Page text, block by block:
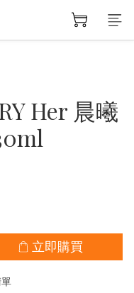
Her 晨曦
立即購買